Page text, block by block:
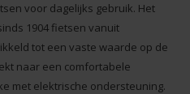
voor dagelijks gebruik. Het
1904 fietsen vanuit
tot een vaste waarde op de
naar een comfortabele
met elektrische ondersteuning.